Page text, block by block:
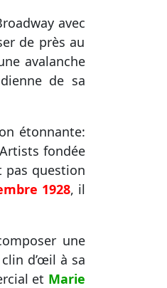
avec
de près au
avalanche
de sa
étonnante:
fondée
pas question
1928, il
une
clin d’œil à sa
et Marie